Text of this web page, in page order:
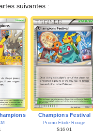
suivantes :
Champions Festival
Promo Étoile Rouge
S16 01